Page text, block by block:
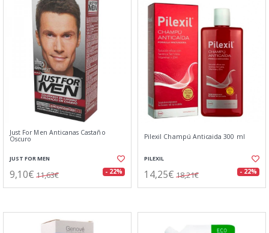
Just For Men Anticanas Castaño
Oscuro
JUST FOR MEN
9,10€ 11,63€ - 22%
Pilexil Champú Anticaida 300 ml
PILEXIL
14,25€ 18,21€ - 22%